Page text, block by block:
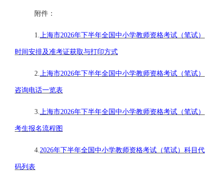
附件：
1.上海市2026年下半年全国中小学教师资格考试（笔试）
时间安排及准考证获取与打印方式
2.上海市2026年下半年全国中小学教师资格考试（笔试）
咨询电话一览表
3.上海市2026年下半年全国中小学教师资格考试（笔试）
考生报名流程图
4.2026年下半年全国中小学教师资格考试（笔试）科目代
码列表